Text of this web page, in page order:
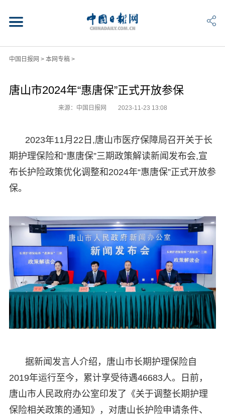
中国日报网 > 本网专稿>
唐山市2024年“惠唐保”正式开放参保
来源：中国日报网 2023-11-23 13:08
2023年11月22日,唐山市医疗保障局召开关于长
期护理保险和“惠唐保”三期政策解读新闻发布会,宣
布长护险政策优化调整和2024年“惠唐保”正式开放参
保。
据新闻发言人介绍，唐山市长期护理保险自
2019年运行至今，累计享受待遇46683人。日前，
唐山市人民政府办公室印发了《关于调整长期护理
保险相关政策的通知》，对唐山长护险申请条件、